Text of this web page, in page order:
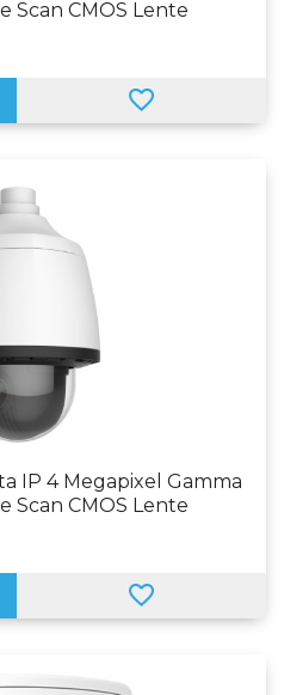
Scan CMOS Lente
m WDR 120 dB WEB,
e NVR
IP 4 Megapixel Gamma
Scan CMOS Lente
120 dB WEB, Software